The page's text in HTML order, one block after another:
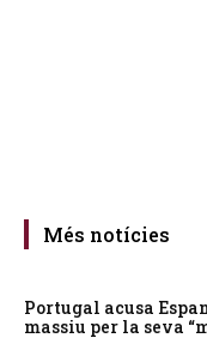
Més notícies
Portugal acusa
massiu per la seva